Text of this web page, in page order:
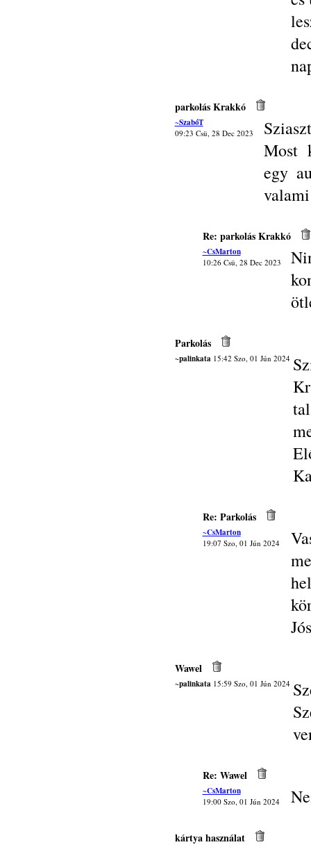
parkolás Krakkó
~SzabóT
09:23 Csü, 28 Dec 2023
Most
egy
Re: parkolás Krakkó
~CsMarton
10:26 Csü, 28 Dec 2023
Parkolás
~palinkata15:42 Szo, 01 Jún 2024
Re: Parkolás
~CsMarton
19:07 Szo, 01 Jún 2024
Wawel
~palinkata15:59 Szo, 01 Jún 2024
Re: Wawel
~CsMarton
19:00 Szo, 01 Jún 2024
kártya használat